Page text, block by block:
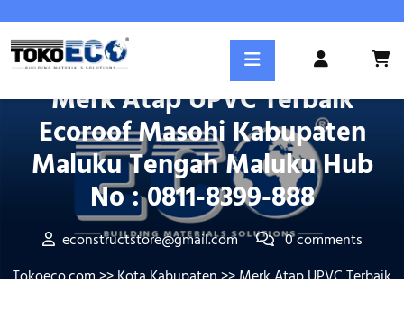
content
Register
Posted On Mei 8, 2025
Merk Atap UPVC Terbaik
Ecoroof Masohi Kabupaten
Maluku Tengah Maluku Hub
No : 0811-8399-888
econstructstore@gmail.com
0 comments
Tokoeco.com>>Kota Kabupaten>> Merk Atap UPVC Terbaik